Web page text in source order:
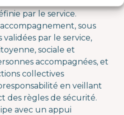
par le service.
sous
validées par le service,
sociale et
accompagnées, et
collectives
en veillant
des règles de sécurité.
avec un appui